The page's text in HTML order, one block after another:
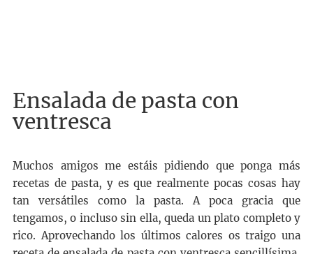
Ensalada de pasta con
ventresca
Muchos amigos me estáis pidiendo que ponga más
recetas de pasta, y es que realmente pocas cosas hay
tan versátiles como la pasta. A poca gracia que
tengamos, o incluso sin ella, queda un plato completo y
rico. Aprovechando los últimos calores os traigo una